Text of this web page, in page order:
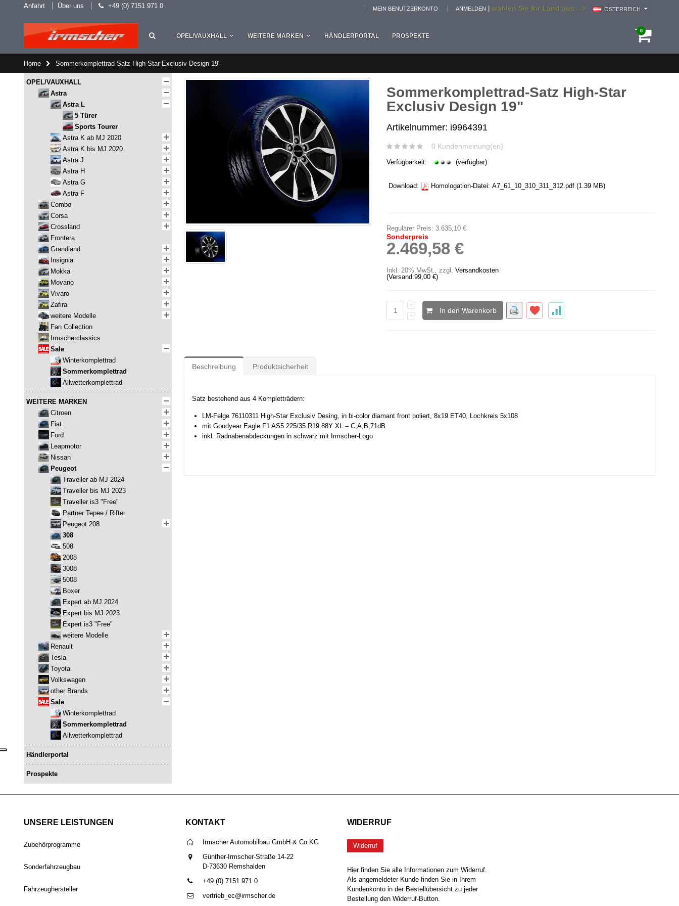
Anfahrt Über uns +49 (0) 7151 971 0 wählen Sie Ihr Land aus --> ÖSTERREICH
MEIN BENUTZERKONTO ANMELDEN
0
OPEL/VAUXHALL WEITERE MARKEN HÄNDLERPORTAL PROSPEKTE
Home Sommerkomplettrad-Satz High-Star Exclusiv Design 19"
Sommerkomplettrad-Satz High-Star
Exclusiv Design 19"
Artikelnummer: i9964391
0 Kundenmeinung(en)
Verfügbarkeit: (verfügbar)
Download: Homologation-Datei:A7_61_10_310_311_312.pdf (1.39 MB)
Regulärer Preis: 3.635,10 €
Sonderpreis
2.469,58 €
Inkl. 20% MwSt.,zzgl.Versandkosten
(Versand:99,00 €)
In den Warenkorb
Beschreibung Produktsicherheit
Satz bestehend aus 4 Kompletträdern:
LM-Felge 76110311 High-Star Exclusiv Desing, in bi-color diamant front poliert, 8x19 ET40, Lochkreis 5x108
mit Goodyear Eagle F1 AS5 225/35 R19 88Y XL – C,A,B,71dB
inkl. Radnabenabdeckungen in schwarz mit Irmscher-Logo
OPEL/VAUXHALL
Astra
Astra L
5 Türer
Sports Tourer
Astra K ab MJ 2020
Astra K bis MJ 2020
Astra J
Astra H
Astra G
Astra F
Combo
Corsa
Crossland
Frontera
Grandland
Insignia
Mokka
Movano
Vivaro
Zafira
weitere Modelle
Fan Collection
Irmscherclassics
Sale
Winterkomplettrad
Sommerkomplettrad
Allwetterkomplettrad
WEITERE MARKEN
Citroen
Fiat
Ford
Leapmotor
Nissan
Peugeot
Traveller ab MJ 2024
Traveller bis MJ 2023
Traveller is3 "Free"
Partner Tepee / Rifter
Peugeot 208
308
508
2008
3008
5008
Boxer
Expert ab MJ 2024
Expert bis MJ 2023
Expert is3 "Free"
weitere Modelle
Renault
Tesla
Toyota
Volkswagen
other Brands
Sale
Winterkomplettrad
Sommerkomplettrad
Allwetterkomplettrad
Händlerportal
Prospekte
UNSERE LEISTUNGEN
Zubehörprogramme
Sonderfahrzeugbau
Fahrzeughersteller
KONTAKT
Irmscher Automobilbau GmbH & Co.KG
Günther-Irmscher-Straße 14-22
D-73630 Remshalden
+49 (0) 7151 971 0
vertrieb_ec@irmscher.de
WIDERRUF
Widerruf
Hier finden Sie alle Informationen zum Widerruf.
Als angemeldeter Kunde finden Sie in Ihrem
Kundenkonto in der Bestellübersicht zu jeder
Bestellung den Widerruf-Button.